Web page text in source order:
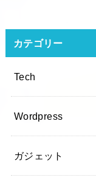
カテゴリー
Tech
Wordpress
ガジェット